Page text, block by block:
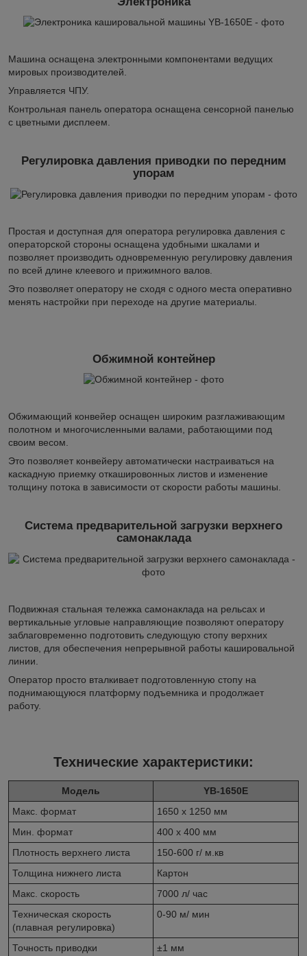
Машина оснащена электронными компонентами ведущих
мировых производителей.
Управляется ЧПУ.
Контрольная панель оператора оснащена сенсорной панелью
с цветными дисплеем.
Регулировка давления приводки по передним
упорам
Простая и доступная для оператора регулировка давления с
операторской стороны оснащена удобными шкалами и
позволяет производить одновременную регулировку давления
по всей длине клеевого и прижимного валов.
Это позволяет оператору не сходя с одного места оперативно
менять настройки при переходе на другие материалы.
Обжимной контейнер
Обжимающий конвейер оснащен широким разглаживающим
полотном и многочисленными валами, работающими под
своим весом.
Это позволяет конвейеру автоматически настраиваться на
каскадную приемку откашировонных листов и изменение
толщину потока в зависимости от скорости работы машины.
Система предварительной загрузки верхнего
самонаклада
Подвижная стальная тележка самонаклада на рельсах и
вертикальные угловые направляющие позволяют оператору
заблаговременно подготовить следующую стопу верхних
листов, для обеспечения непрерывной работы кашировальной
линии.
Оператор просто вталкивает подготовленную стопу на
поднимающуюся платформу подъемника и продолжает
работу.
Технические характеристики:
Модель
YB-1650E
Макс. формат
1650 х 1250 мм
Мин. формат
400 х 400 мм
Плотность верхнего листа
150-600 г/ м.кв
Толщина нижнего листа
Картон
Макс. скорость
7000 л/ час
Техническая скорость
(плавная регулировка)
0-90 м/ мин
Точность приводки
±1 мм